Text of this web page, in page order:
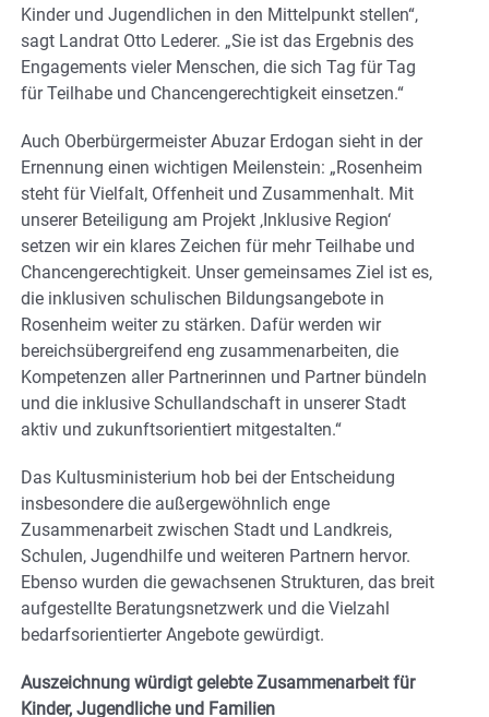
Kinder und Jugendlichen in den Mittelpunkt stellen“,
sagt Landrat Otto Lederer. „Sie ist das Ergebnis des
Engagements vieler Menschen, die sich Tag für Tag
für Teilhabe und Chancengerechtigkeit einsetzen.“
Auch Oberbürgermeister Abuzar Erdogan sieht in der
Ernennung einen wichtigen Meilenstein: „Rosenheim
steht für Vielfalt, Offenheit und Zusammenhalt. Mit
unserer Beteiligung am Projekt ‚Inklusive Region‘
setzen wir ein klares Zeichen für mehr Teilhabe und
Chancengerechtigkeit. Unser gemeinsames Ziel ist es,
die inklusiven schulischen Bildungsangebote in
Rosenheim weiter zu stärken. Dafür werden wir
bereichsübergreifend eng zusammenarbeiten, die
Kompetenzen aller Partnerinnen und Partner bündeln
und die inklusive Schullandschaft in unserer Stadt
aktiv und zukunftsorientiert mitgestalten.“
Das Kultusministerium hob bei der Entscheidung
insbesondere die außergewöhnlich enge
Zusammenarbeit zwischen Stadt und Landkreis,
Schulen, Jugendhilfe und weiteren Partnern hervor.
Ebenso wurden die gewachsenen Strukturen, das breit
aufgestellte Beratungsnetzwerk und die Vielzahl
bedarfsorientierter Angebote gewürdigt.
Auszeichnung würdigt gelebte Zusammenarbeit für
Kinder, Jugendliche und Familien